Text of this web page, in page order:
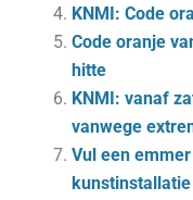
KNMI: Code
Code oranje
hitte
KNMI: vanaf
vanwege
Vul een
kunstinstallatie